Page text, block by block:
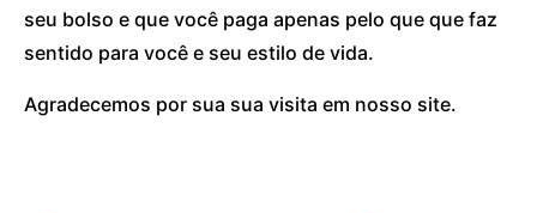
seu bolso e que você paga apenas pelo que que faz
sentido para você e seu estilo de vida.
Agradecemos por sua sua visita em nosso site.